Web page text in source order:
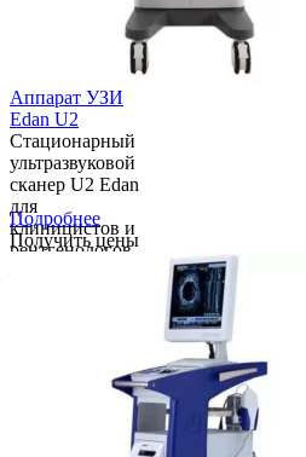
Аппарат УЗИ
Edan U2
Стационарный
ультразвуковой
сканер U2 Edan
для
клиницистов и
рентгенологов
жидкокристалличе...
Подробнее
Получить цены